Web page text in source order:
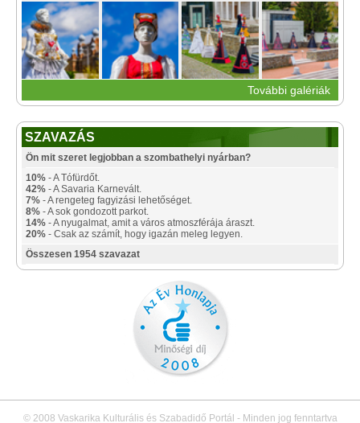
További galériák
SZAVAZÁS
Ön mit szeret legjobban a szombathelyi nyárban?
10% - A Tófürdőt.
42% - A Savaria Karnevált.
7% - A rengeteg fagyizási lehetőséget.
8% - A sok gondozott parkot.
14% - A nyugalmat, amit a város atmoszférája áraszt.
20% - Csak az számít, hogy igazán meleg legyen.
Összesen 1954 szavazat
© 2008 Vaskarika Kulturális és Szabadidő Portál - Minden jog fenntartva